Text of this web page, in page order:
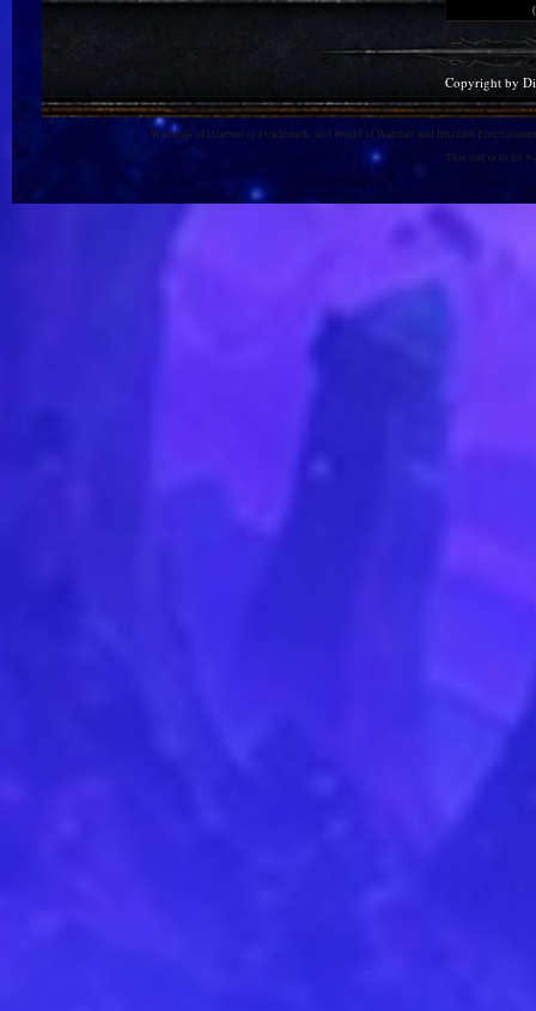
Copyright by
Warlords of Draenor is a trademark, and World of Warcraft and Blizzard
This site is in no